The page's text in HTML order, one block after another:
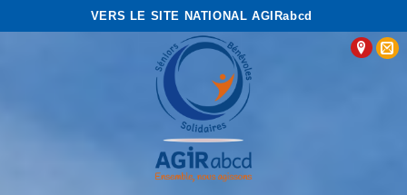
VERS LE SITE NATIONAL AGIRabcd